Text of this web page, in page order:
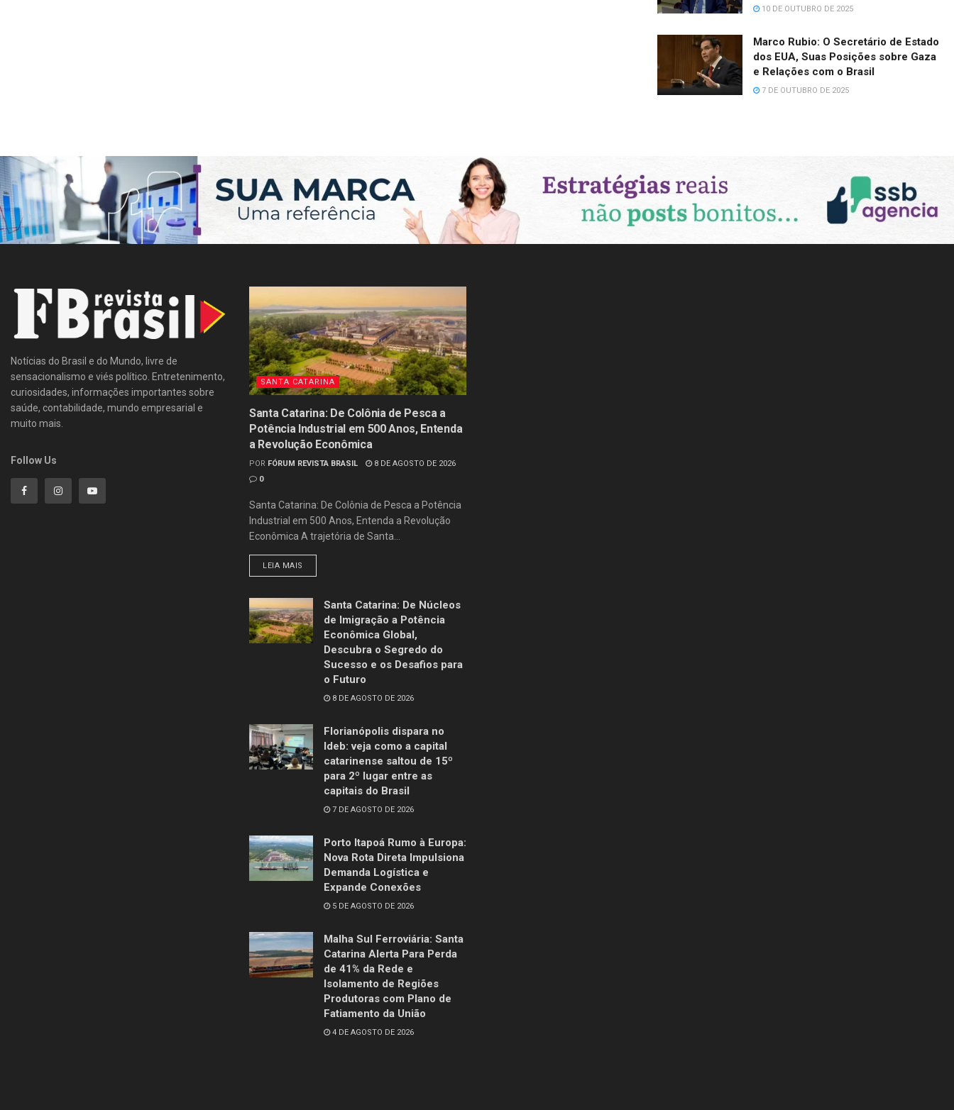
10 DE OUTUBRO DE 2025
Marco Rubio: O Secretário de Estado
dos EUA, Suas Posições sobre Gaza
e Relações com o Brasil
7 DE OUTUBRO DE 2025
Notícias do Brasil e do Mundo, livre de
sensacionalismo e viés político. Entretenimento,
curiosidades, informações importantes sobre
saúde, contabilidade, mundo empresarial e
muito mais.
Follow Us
SANTA CATARINA
Santa Catarina: De Colônia de Pesca a
Potência Industrial em 500 Anos, Entenda
a Revolução Econômica
POR FÓRUM REVISTA BRASIL
8 DE AGOSTO DE 2026
0
Santa Catarina: De Colônia de Pesca a Potência
Industrial em 500 Anos, Entenda a Revolução
Econômica A trajetória de Santa...
LEIA MAIS
Santa Catarina: De Núcleos
de Imigração a Potência
Econômica Global,
Descubra o Segredo do
Sucesso e os Desafios para
o Futuro
8 DE AGOSTO DE 2026
Florianópolis dispara no
Ideb: veja como a capital
catarinense saltou de 15º
para 2º lugar entre as
capitais do Brasil
7 DE AGOSTO DE 2026
Porto Itapoá Rumo à Europa:
Nova Rota Direta Impulsiona
Demanda Logística e
Expande Conexões
5 DE AGOSTO DE 2026
Malha Sul Ferroviária: Santa
Catarina Alerta Para Perda
de 41% da Rede e
Isolamento de Regiões
Produtoras com Plano de
Fatiamento da União
4 DE AGOSTO DE 2026